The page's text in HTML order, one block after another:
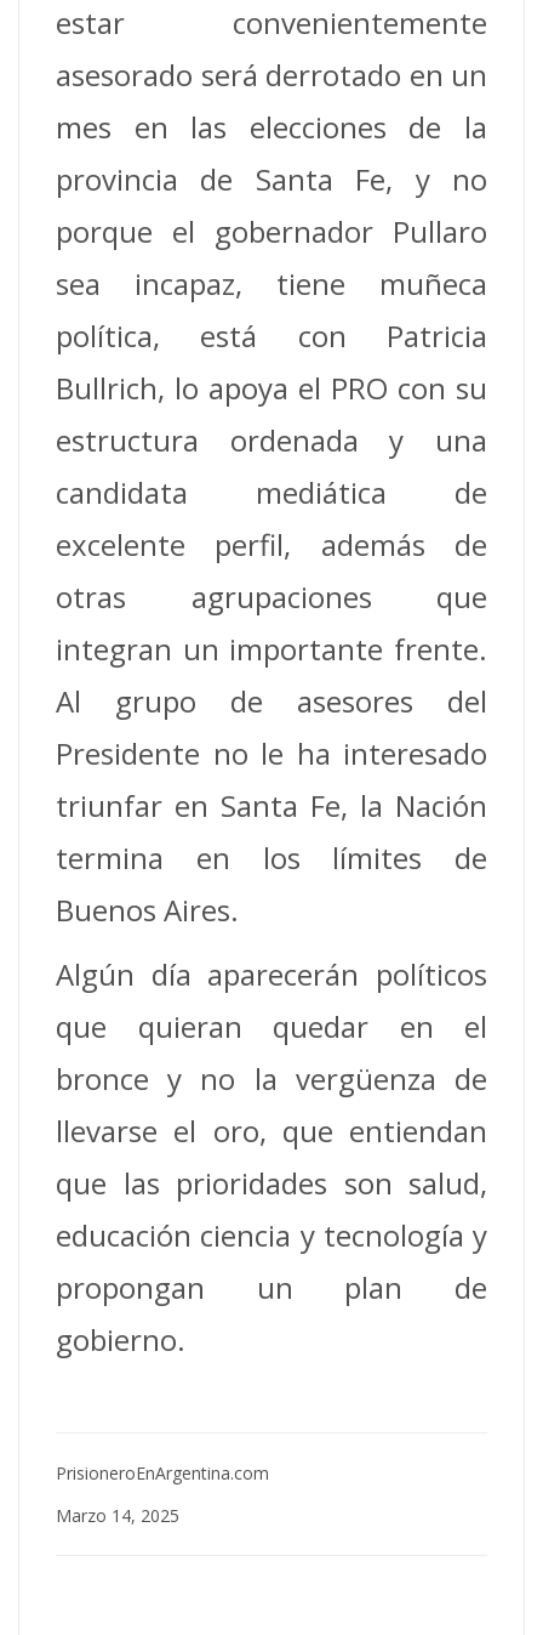
estar convenientemente
asesorado será derrotado en un
mes en las elecciones de la
provincia de Santa Fe, y no
porque el gobernador Pullaro
sea incapaz, tiene muñeca
política, está con Patricia
Bullrich, lo apoya el PRO con su
estructura ordenada y una
candidata mediática de
excelente perfil, además de
otras agrupaciones que
integran un importante frente.
Al grupo de asesores del
Presidente no le ha interesado
triunfar en Santa Fe, la Nación
termina en los límites de
Buenos Aires.
Algún día aparecerán políticos
que quieran quedar en el
bronce y no la vergüenza de
llevarse el oro, que entiendan
que las prioridades son salud,
educación ciencia y tecnología y
propongan un plan de
gobierno.
PrisioneroEnArgentina.com
Marzo 14, 2025